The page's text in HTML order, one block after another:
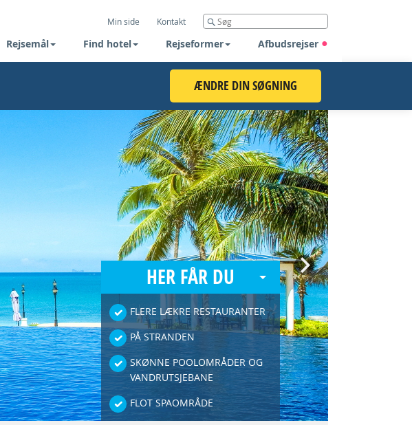
Min side Kontakt
Rejsemål Find hotel Rejseformer Afbudsrejser
ÆNDRE DIN SØGNING
HER FÅR DU
FLERE LÆKRE RESTAURANTER
PÅ STRANDEN
SKØNNE POOLOMRÅDER OG
VANDRUTSJEBANE
FLOT SPAOMRÅDE
Next